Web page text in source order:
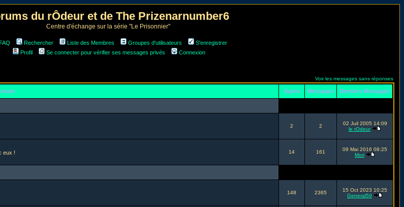
du rÔdeur et de The Prizenarnumber6
Centre d'échange sur la série "Le Prisonnier"
Rechercher Liste des Membres Groupes d'utilisateurs
S'enregistrer
Profil
Se connecter pour vérifier ses messages privés Connexion
Voir les messages sans réponses
Sujets Messages Derniers Messages
2 2
02 Juil 2005 14:09
le rOdeur
eux ! 14 161
09 Mai 2016 08:25
Mori
148 2365
15 Oct 2023 10:25
General59